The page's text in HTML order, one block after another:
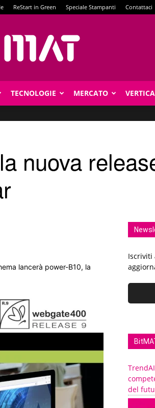
ReStart in Green Speciale Stampanti Contattaci
TECNOLOGIE MERCATO
nuova
lancerà power-B10, la
Iscriviti
del